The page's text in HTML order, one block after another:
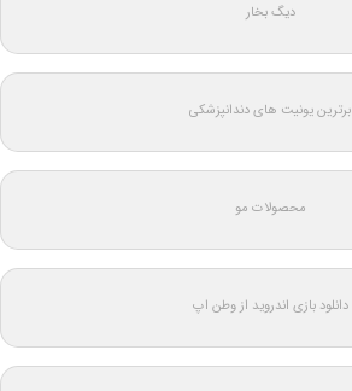
دیگ بخار
برترین یونیت های دندانپزشکی
محصولات مو
دانلود بازی اندروید از وطن اپ